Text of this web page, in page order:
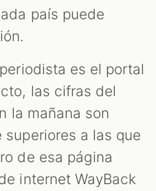
país puede
es el portal
las cifras del
la mañana son
a las que
de esa página
internet WayBack